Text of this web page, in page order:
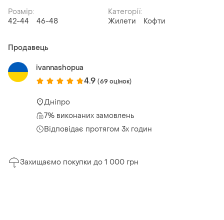
Розмір:
42-44
46-48
Категорії:
Жилети
Кофти
Продавець
ivannashopua
4.9 (69 оцінок)
Дніпро
7% виконаних замовлень
Відповідає протягом 3х годин
Захищаємо покупки до 1 000 грн